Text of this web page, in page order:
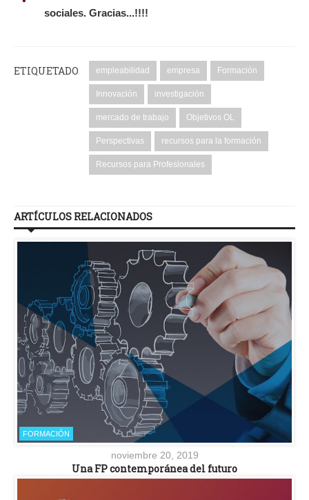
sociales. Gracias...!!!!
ETIQUETADO empleabilidad empresa Formación
Innovación investigación
mercado de trabajo Objetivos OL
Perspectivas recursos para la formación
Recursos para Profesionales
ARTÍCULOS RELACIONADOS
FORMACIÓN
noviembre 20, 2019
Una FP contemporánea del futuro